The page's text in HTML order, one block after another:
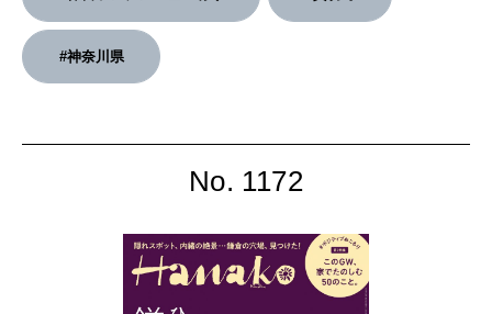
2026年1月号「猫がいれば、幸せ」
2025年12月号「お酒の新常識。」
#神奈川県
No. 1172